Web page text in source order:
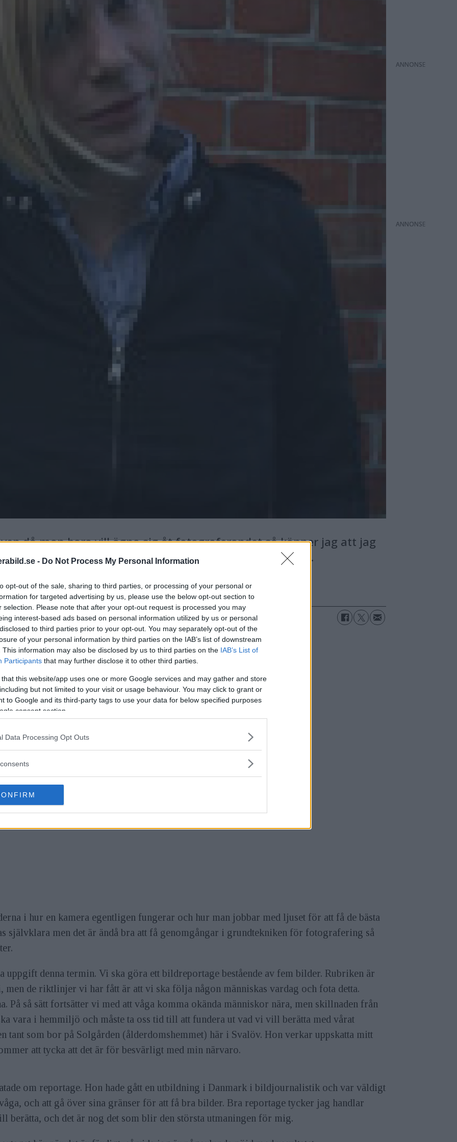
- Do Not Process My Personal Information
opt-out of the sale, sharing to third parties, or processing of your personal or
for targeted advertising by us, please use the below opt-out section to
selection. Please note that after your opt-out request is processed you may
interest-based ads based on personal information utilized by us or personal
to third parties prior to your opt-out. You may separately opt-out of the
of your personal information by third parties on the IAB’s list of downstream
This information may also be disclosed by us to third parties on the IAB’s List of
Participants that may further disclose it to other third parties.
that this website/app uses one or more Google services and may gather and store
but not limited to your visit or usage behaviour. You may click to grant or
to Google and its third-party tags to use your data for below specified purposes
consent section.
Data Processing Opt Outs
då man bara vill ägna sig åt fotograferandet så känner jag att jag
mig själva tekniken bakom fotandet och framkallandet.
i hur en kamera egentligen fungerar och hur man jobbar med ljuset för att få de bästa
självklara men det är ändå bra att få genomgångar i grundtekniken för fotografering så
uppgift denna termin. Vi ska göra ett bildreportage bestående av fem bilder. Rubriken är
men de riktlinjer vi har fått är att vi ska följa någon människas vardag och fota detta.
På så sätt fortsätter vi med att våga komma okända människor nära, men skillnaden från
vara i hemmiljö och måste ta oss tid till att fundera ut vad vi vill berätta med vårat
tant som bor på Solgården (ålderdomshemmet) här i Svalöv. Hon verkar uppskatta mitt
att tycka att det är för besvärligt med min närvaro.
om reportage. Hon hade gått en utbildning i Danmark i bildjournalistik och var väldigt
och att gå över sina gränser för att få bra bilder. Bra reportage tycker jag handlar
berätta, och det är nog det som blir den största utmaningen för mig.
ANNONS
ANNONS